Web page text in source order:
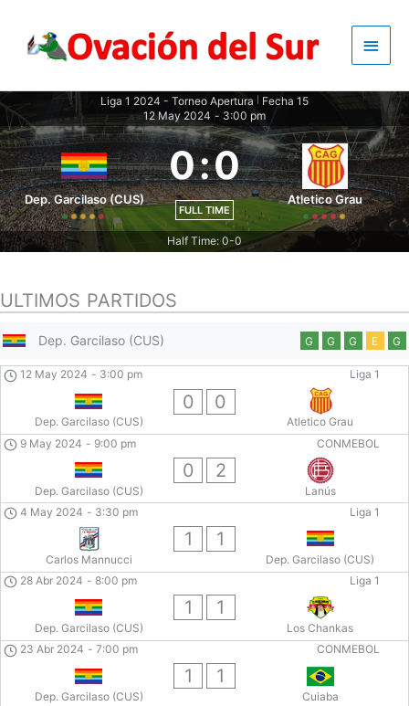
content
Main
Liga 1 2024 - Torneo Apertura
Fecha 15
12 May 2024 - 3:00 pm
Dep. Garcilaso (CUS)
0:0
FULL TIME
Atletico Grau
Half Time: 0-0
ULTIMOS PARTIDOS
Dep. Garcilaso (CUS) G G G E G
Liga 1
12 May 2024 - 3:00 pm
Dep. Garcilaso (CUS)
0 0
Atletico Grau
CONMEBOL
9 May 2024 - 9:00 pm
Dep. Garcilaso (CUS)
0 2
Lanús
Liga 1
4 May 2024 - 3:30 pm
Carlos Mannucci
1 1
Dep. Garcilaso (CUS)
Liga 1
28 Abr 2024 - 8:00 pm
Dep. Garcilaso (CUS)
1 1
Los Chankas
CONMEBOL
23 Abr 2024 - 7:00 pm
Dep. Garcilaso (CUS)
1 1
Cuiaba